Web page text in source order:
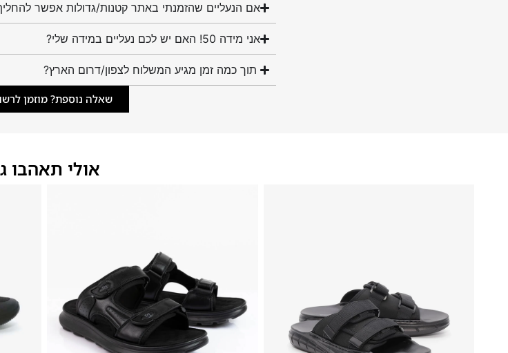
אם הנעליים שהזמנתי באתר קטנות/גדולות אפשר
אני מידה 50! האם יש לכם נעליים במידה שלי?
תוך כמה זמן מגיע המשלוח לצפון/דרום הארץ?
שאלה נוספת? מוזמן
אולי תאהבו